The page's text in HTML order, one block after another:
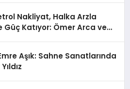
Nakliyat, Halka Arzla
Güç Katıyor: Ömer Arca ve
Aşık: Sahne Sanatlarında